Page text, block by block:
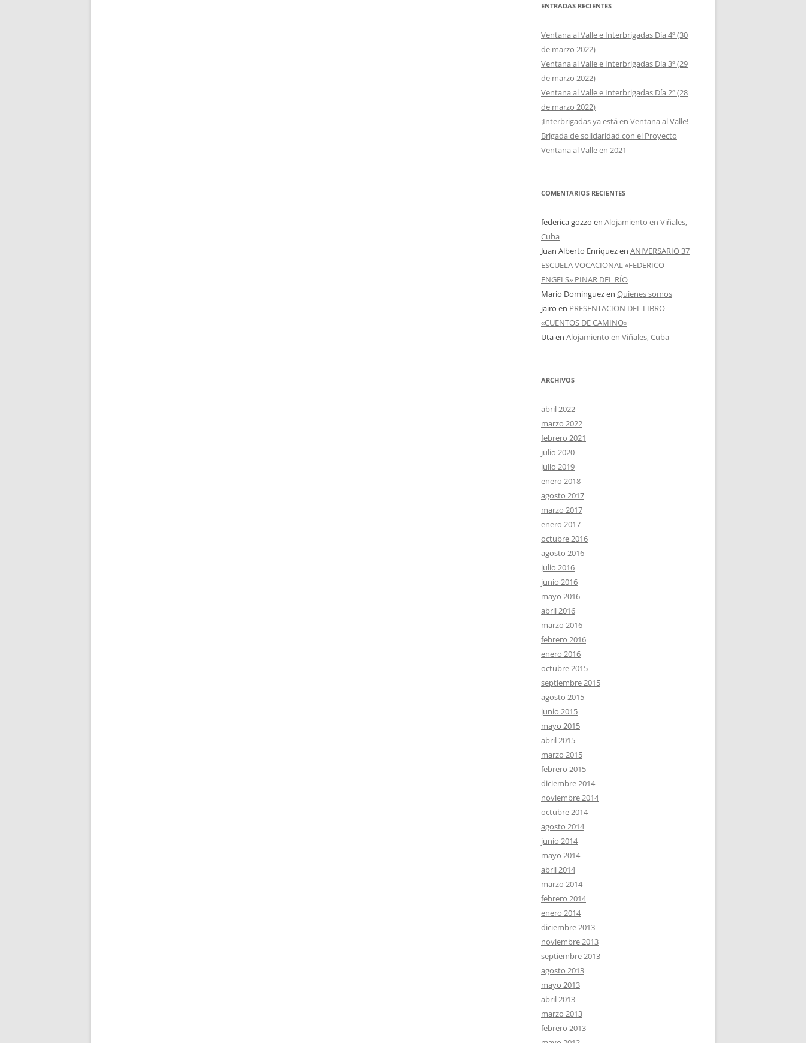
ENTRADAS RECIENTES
Ventana al Valle e Interbrigadas Día 4º (30
de marzo 2022)
Ventana al Valle e Interbrigadas Día 3º (29
de marzo 2022)
Ventana al Valle e Interbrigadas Día 2º (28
de marzo 2022)
¡Interbrigadas ya está en Ventana al Valle!
Brigada de solidaridad con el Proyecto
Ventana al Valle en 2021
COMENTARIOS RECIENTES
federica gozzo en Alojamiento en Viñales,
Cuba
Juan Alberto Enriquezen ANIVERSARIO 37
ESCUELA VOCACIONAL «FEDERICO
ENGELS» PINAR DEL RÍO
Mario Dominguezen Quienes somos
jairo en PRESENTACION DEL LIBRO
«CUENTOS DE CAMINO»
Utaen Alojamiento en Viñales, Cuba
ARCHIVOS
abril 2022
marzo 2022
febrero 2021
julio 2020
julio 2019
enero 2018
agosto 2017
marzo 2017
enero 2017
octubre 2016
agosto 2016
julio 2016
junio 2016
mayo 2016
abril 2016
marzo 2016
febrero 2016
enero 2016
octubre 2015
septiembre 2015
agosto 2015
junio 2015
mayo 2015
abril 2015
marzo 2015
febrero 2015
diciembre 2014
noviembre 2014
octubre 2014
agosto 2014
junio 2014
mayo 2014
abril 2014
marzo 2014
febrero 2014
enero 2014
diciembre 2013
noviembre 2013
septiembre 2013
agosto 2013
mayo 2013
abril 2013
marzo 2013
febrero 2013